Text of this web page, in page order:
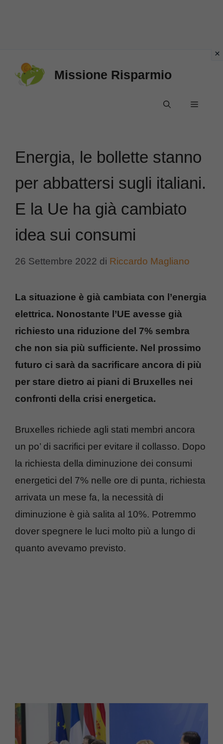
Missione Risparmio
Menu
Energia, le bollette stanno
per abbattersi sugli italiani.
E la Ue ha già cambiato
idea sui consumi
26 Settembre 2022 di Riccardo Magliano
La situazione è già cambiata con l’energia
elettrica. Nonostante l’UE avesse già
richiesto una riduzione del 7% sembra
che non sia più sufficiente. Nel prossimo
futuro ci sarà da sacrificare ancora di più
per stare dietro ai piani di Bruxelles nei
confronti della crisi energetica.
Bruxelles richiede agli stati membri ancora
un po’ di sacrifici per evitare il collasso. Dopo
la richiesta della diminuzione dei consumi
energetici del 7% nelle ore di punta, richiesta
arrivata un mese fa, la necessità di
diminuzione è già salita al 10%. Potremmo
dover spegnere le luci molto più a lungo di
quanto avevamo previsto.